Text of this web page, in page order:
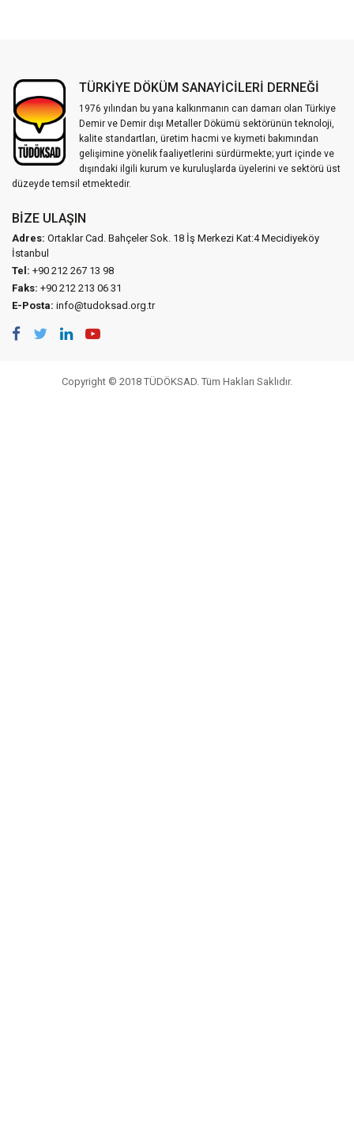
TÜRKİYE DÖKÜM SANAYİCİLERİ DERNEĞİ
1976 yılından bu yana kalkınmanın can damarı olan Türkiye
Demir ve Demir dışı Metaller Dökümü sektörünün teknoloji,
kalite standartları, üretim hacmi ve kıymeti bakımından
gelişimine yönelik faaliyetlerini sürdürmekte; yurt içinde ve
dışındaki ilgili kurum ve kuruluşlarda üyelerini ve sektörü üst
düzeyde temsil etmektedir.
BIZE ULAŞIN
Adres: Ortaklar Cad. Bahçeler Sok. 18 İş Merkezi Kat:4 Mecidiyeköy
İstanbul
Tel: +90 212 267 13 98
Faks: +90 212 213 06 31
E-Posta: info@tudoksad.org.tr
Copyright © 2018 TÜDÖKSAD. Tüm Hakları Saklıdır.